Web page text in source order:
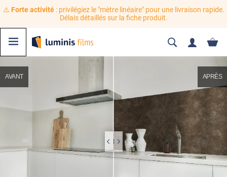
⚠️ Forte activité: privilégiez le "mètre linéaire" pour une livraison rapide.
Délais détaillés sur la fiche produit.
AVANT APRÈS